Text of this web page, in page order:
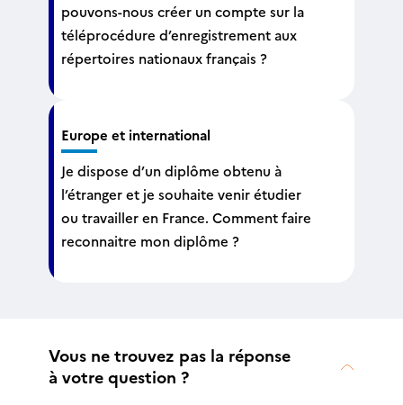
pouvons-nous créer un compte sur la
téléprocédure d’enregistrement aux
répertoires nationaux français ?
Europe et international
Je dispose d’un diplôme obtenu à
l’étranger et je souhaite venir étudier
ou travailler en France. Comment faire
reconnaitre mon diplôme ?
Vous ne trouvez pas la réponse
à votre question ?